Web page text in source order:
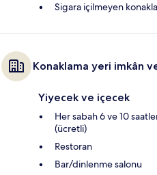
Sigara içilmeyen
Konaklama yeri imkân
Yiyecek ve içecek
Her sabah 6 ve 10
(ücretli)
Restoran
Bar/dinlenme salonu